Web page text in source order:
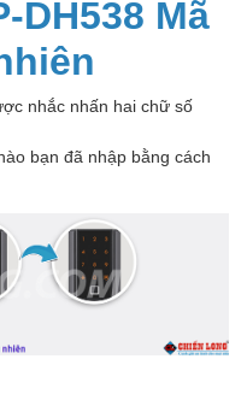
DH538 Mã
nhắc nhấn hai chữ số
bạn đã nhập bằng cách